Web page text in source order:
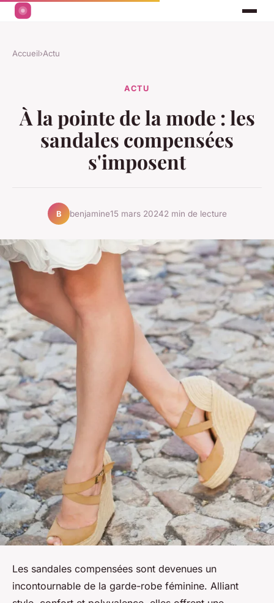
Accueil›Actu
ACTU
À la pointe de la mode : les
sandales compensées
s'imposent
B benjamine15 mars 20242 min de lecture
Les sandales compensées sont devenues un
incontournable de la garde-robe féminine. Alliant